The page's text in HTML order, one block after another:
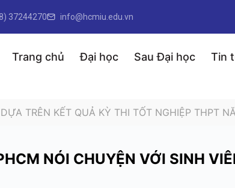
37244270 info@hcmiu.edu.vn
Trang chủ Đại học Sau Đại học Tin
TRÊN KẾT QUẢ KỲ THI TỐT NGHIỆP THPT
NÓI CHUYỆN VỚI SINH